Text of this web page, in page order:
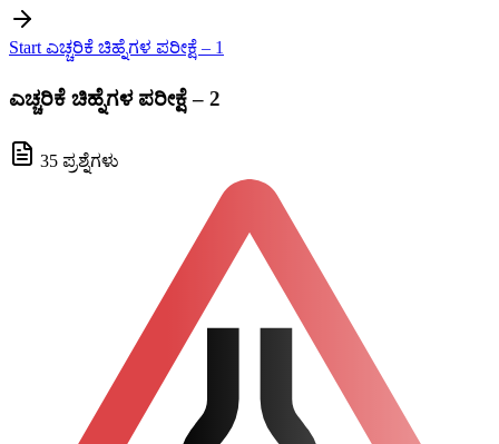
Start ಎಚ್ಚರಿಕೆ ಚಿಹ್ನೆಗಳ ಪರೀಕ್ಷೆ – 1
ಎಚ್ಚರಿಕೆ ಚಿಹ್ನೆಗಳ ಪರೀಕ್ಷೆ – 2
35 ಪ್ರಶ್ನೆಗಳು